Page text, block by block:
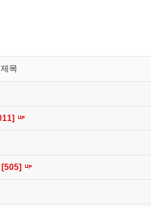
제목
[505]